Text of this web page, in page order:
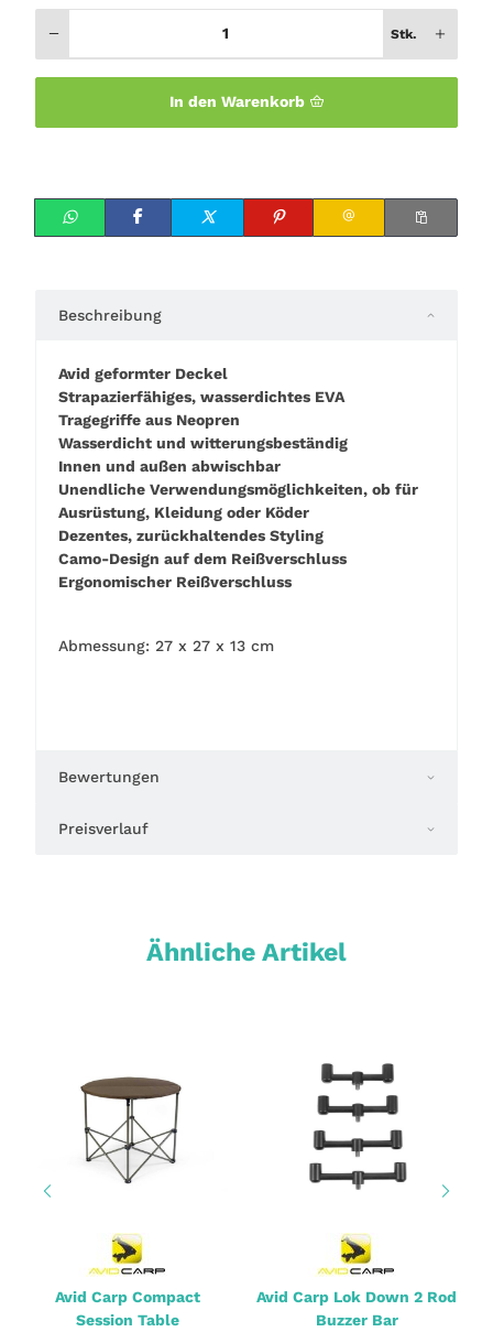
Stk.
In den Warenkorb
Beschreibung
Avid geformter Deckel
Strapazierfähiges, wasserdichtes EVA
Tragegriffe aus Neopren
Wasserdicht und witterungsbeständig
Innen und außen abwischbar
Unendliche Verwendungsmöglichkeiten, ob für
Ausrüstung, Kleidung oder Köder
Dezentes, zurückhaltendes Styling
Camo-Design auf dem Reißverschluss
Ergonomischer Reißverschluss
Abmessung: 27 x 27 x 13 cm
Bewertungen
Preisverlauf
Ähnliche Artikel
Avid Carp Compact
Session Table
Avid Carp Lok Down 2 Rod
Buzzer Bar